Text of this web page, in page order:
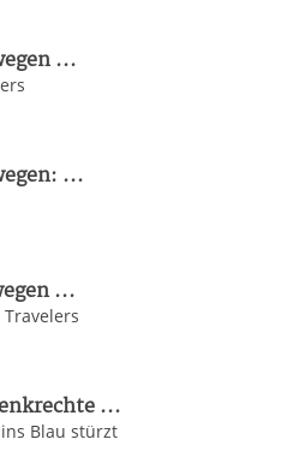
...
...
...
Travelers
...
Blau stürzt